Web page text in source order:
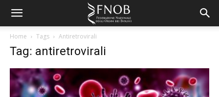
Home Tags Antiretrovirali
Tag: antiretrovirali